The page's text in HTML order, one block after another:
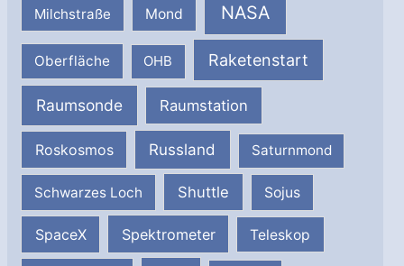
Milchstraße Mond NASA
Oberfläche OHB Raketenstart
Raumsonde Raumstation
Roskosmos Russland Saturnmond
Schwarzes Loch Shuttle Sojus
SpaceX Spektrometer Teleskop